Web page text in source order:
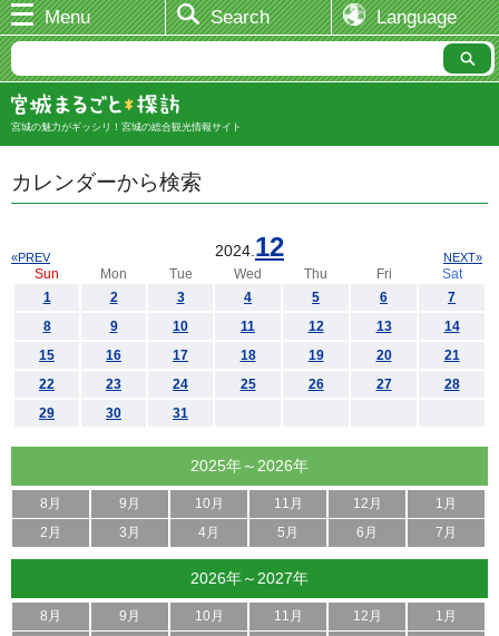
Menu Search Language
宮城の魅力がギッシリ！宮城の総合観光情報サイト
カレンダーから検索
2024. 12
«PREV NEXT»
Sun Mon Tue Wed Thu Fri
Sat
1
2 3 4 5 6
7
8
9 10 11 12 13
14
15
16 17 18 19 20
21
22
23 24 25 26 27
28
29
30 31
2025年～2026年
8月 9月 10月 11月 12月
1月
2月
3月 4月 5月 6月 7月
2026年～2027年
8月 9月 10月 11月 12月
1月